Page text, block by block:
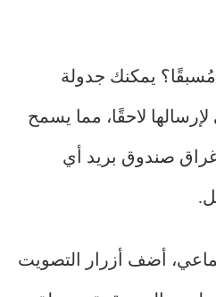
يمكنك جدولة
لإرسالها لاحقًا، مما يسمح
صندوق بريد أي
أضف أزرار التصويت